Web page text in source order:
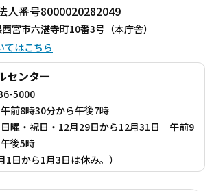
人番号8000020282049
宮市六湛寺町10番3号（本庁舎）
てはこちら
センター
5000
前8時30分から午後7時
曜・祝日・12月29日から12月31日 午前9
後5時
1日から1月3日は休み。）